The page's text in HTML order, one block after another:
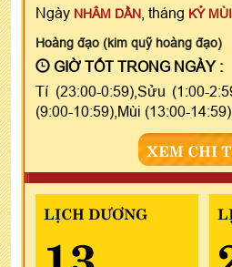
Ngày NHÂM DẦN , tháng KỶ MÙI
Hoàng đạo (kim quỹ hoàng đạo)
GIỜ TỐT TRONG NGÀY :
Tí (23:00-0:59),Sửu (1:00-
(9:00-10:59),Mùi (13:00-
XEM CHI
LỊCH DƯƠNG